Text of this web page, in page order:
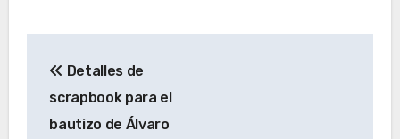
de
entradas
Detalles de
scrapbook para el
bautizo de Álvaro